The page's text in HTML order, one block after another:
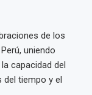
de los
uniendo
capacidad del
del tiempo y el